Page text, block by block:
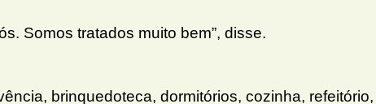
Somos tratados muito bem”, disse.
brinquedoteca, dormitórios, cozinha, refeitório,